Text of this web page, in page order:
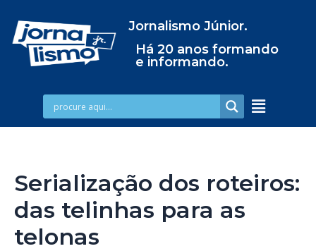
Jornalismo Júnior.
Há 20 anos formando
e informando.
Serialização dos roteiros:
das telinhas para as
telonas